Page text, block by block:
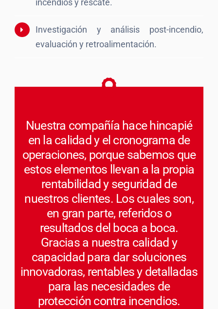
Investigación y análisis post-incendio,
evaluación y retroalimentación.
Nuestra compañía hace hincapié
en la calidad y el cronograma de
operaciones, porque sabemos que
estos elementos llevan a la propia
rentabilidad y seguridad de
nuestros clientes. Los cuales son,
en gran parte, referidos o
resultados del boca a boca.
Gracias a nuestra calidad y
capacidad para dar soluciones
innovadoras, rentables y detalladas
para las necesidades de
protección contra incendios.